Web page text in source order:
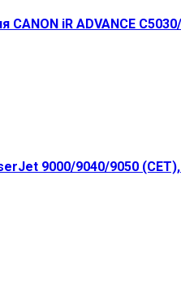
iR ADVANCE
9000/9040/9050 (CET),